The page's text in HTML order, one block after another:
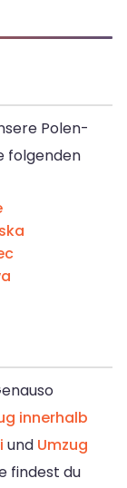
Polen-
folgenden
innerhalb
und Umzug
findest du